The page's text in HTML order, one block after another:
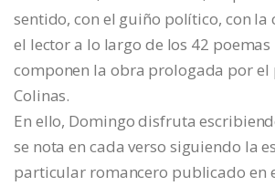
sentido, con el guiño político, con
el lector a lo largo de los 42
componen la obra prologada por el
Colinas.
En ello, Domingo disfruta
se nota en cada verso siguiendo la
particular romancero publicado en